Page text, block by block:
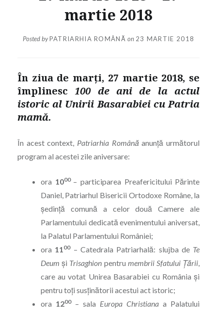
martie 2018
Posted byPATRIARHIA ROMÂNĂ on 23 MARTIE 2018
În ziua de marți, 27 martie 2018, se
împlinesc 100 de ani de la actul
istoric al Unirii Basarabiei cu Patria
mamă.
În acest context, Patriarhia Românăanunţă următorul
program al acestei zile aniversare:
ora 1000 – participarea Preafericitului Părinte
Daniel, Patriarhul Bisericii Ortodoxe Române, la
şedinţă comună a celor două Camere ale
Parlamentului dedicată evenimentului aniversat,
la Palatul Parlamentului României;
ora 1100– Catedrala Patriarhală: slujba de Te
Deumşi Trisaghion pentru membrii Sfatului Țării,
care au votat Unirea Basarabiei cu România și
pentru toți susținătorii acestui act istoric;
ora 1200– sala Europa Christiana a Palatului